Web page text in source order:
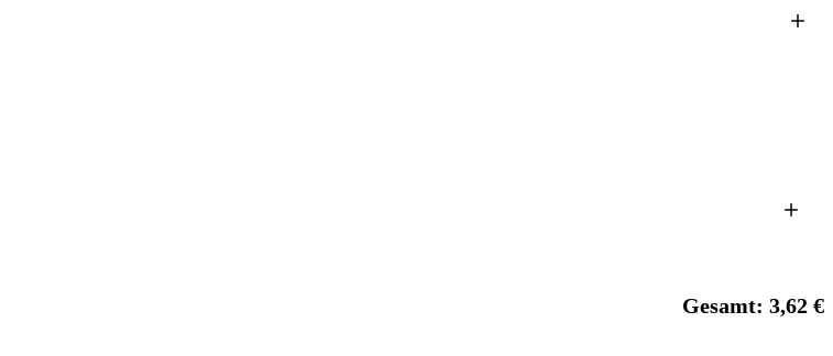
Gesamt: 3,62 €